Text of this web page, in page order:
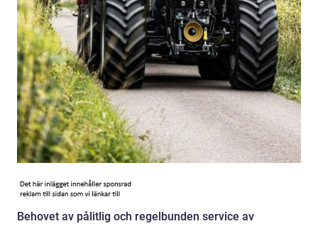
Behovet av pålitlig och regelbunden service av